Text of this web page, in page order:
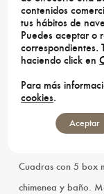
Naves
Almacenes de 35 y
Otros
Piscina y pista de
Cuadras con 5 box
chimenea y baño.
contenidos
tus hábitos de
Puedes aceptar o
correspondientes.
haciendo click en
Para más
cookies.
Aceptar